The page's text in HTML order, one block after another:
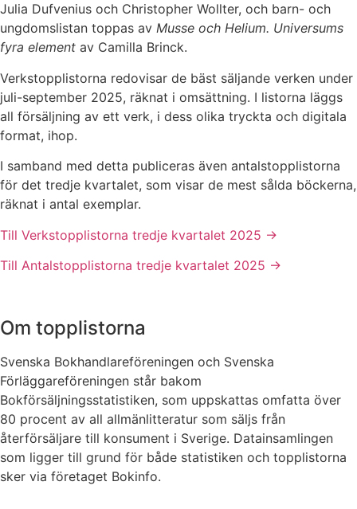
Julia Dufvenius och Christopher Wollter, och barn- och
ungdomslistan toppas av Musse och Helium. Universums
fyra element av Camilla Brinck.
Verkstopplistorna redovisar de bäst säljande verken under
juli-september 2025, räknat i omsättning. I listorna läggs
all försäljning av ett verk, i dess olika tryckta och digitala
format, ihop.
I samband med detta publiceras även antalstopplistorna
för det tredje kvartalet, som visar de mest sålda böckerna,
räknat i antal exemplar.
Till Verkstopplistorna tredje kvartalet 2025 ->
Till Antalstopplistorna tredje kvartalet 2025 ->
Om topplistorna
Svenska Bokhandlareföreningen och Svenska
Förläggareföreningen står bakom
Bokförsäljningsstatistiken, som uppskattas omfatta över
80 procent av all allmänlitteratur som säljs från
återförsäljare till konsument i Sverige. Datainsamlingen
som ligger till grund för både statistiken och topplistorna
sker via företaget Bokinfo.